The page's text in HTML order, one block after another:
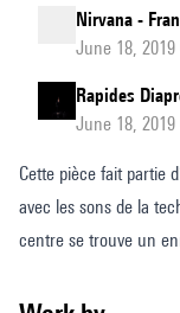
Nirvana -
June 18, 2019
Rapides
June 18, 2019
Cette pièce fait partie
avec les sons de la
centre se trouve un
chanson française Au